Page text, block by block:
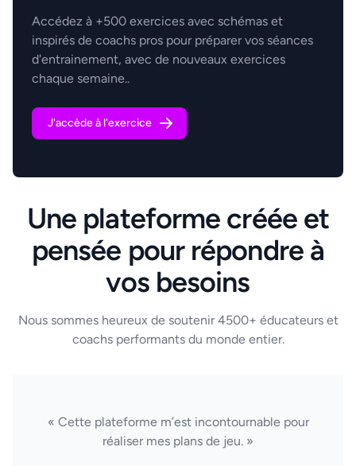
Accédez à +500 exercices avec schémas et
inspirés de coachs pros pour préparer vos séances
d'entrainement, avec de nouveaux exercices
chaque semaine..
J'accède à l'exercice
Une plateforme créée et
pensée pour répondre à
vos besoins
Nous sommes heureux de soutenir 4500+ éducateurs et
coachs performants du monde entier.
« Cette plateforme m’est incontournable pour
réaliser mes plans de jeu. »